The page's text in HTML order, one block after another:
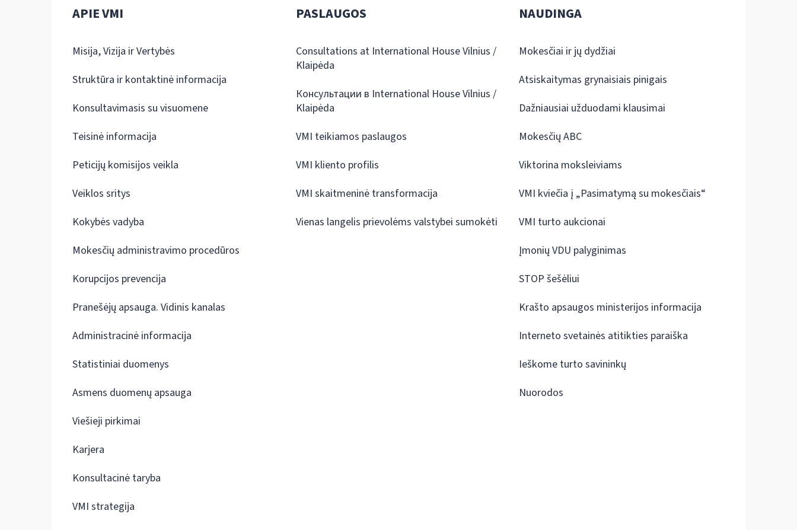
APIE VMI
Misija, Vizija ir Vertybės
Struktūra ir kontaktinė informacija
Konsultavimasis su visuomene
Teisinė informacija
Peticijų komisijos veikla
Veiklos sritys
Kokybės vadyba
Mokesčių administravimo procedūros
Korupcijos prevencija
Pranešėjų apsauga. Vidinis kanalas
Administracinė informacija
Statistiniai duomenys
Asmens duomenų apsauga
Viešieji pirkimai
Karjera
Konsultacinė taryba
VMI strategija
PASLAUGOS
Consultations at International House Vilnius /
Klaipėda
Консультации в International House Vilnius /
Klaipėda
VMI teikiamos paslaugos
VMI kliento profilis
VMI skaitmeninė transformacija
Vienas langelis prievolėms valstybei sumokėti
NAUDINGA
Mokesčiai ir jų dydžiai
Atsiskaitymas grynaisiais pinigais
Dažniausiai užduodami klausimai
Mokesčių ABC
Viktorina moksleiviams
VMI kviečia į „Pasimatymą su mokesčiais“
VMI turto aukcionai
Įmonių VDU palyginimas
STOP šešėliui
Krašto apsaugos ministerijos informacija
Interneto svetainės atitikties paraiška
Ieškome turto savininkų
Nuorodos